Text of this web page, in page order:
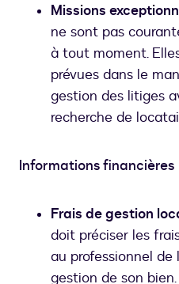
Missions
ne sont pas
à tout moment.
prévues dans le
gestion des litiges
recherche de
Informations financières
Frais de gestion
doit préciser les
au professionnel
gestion de son